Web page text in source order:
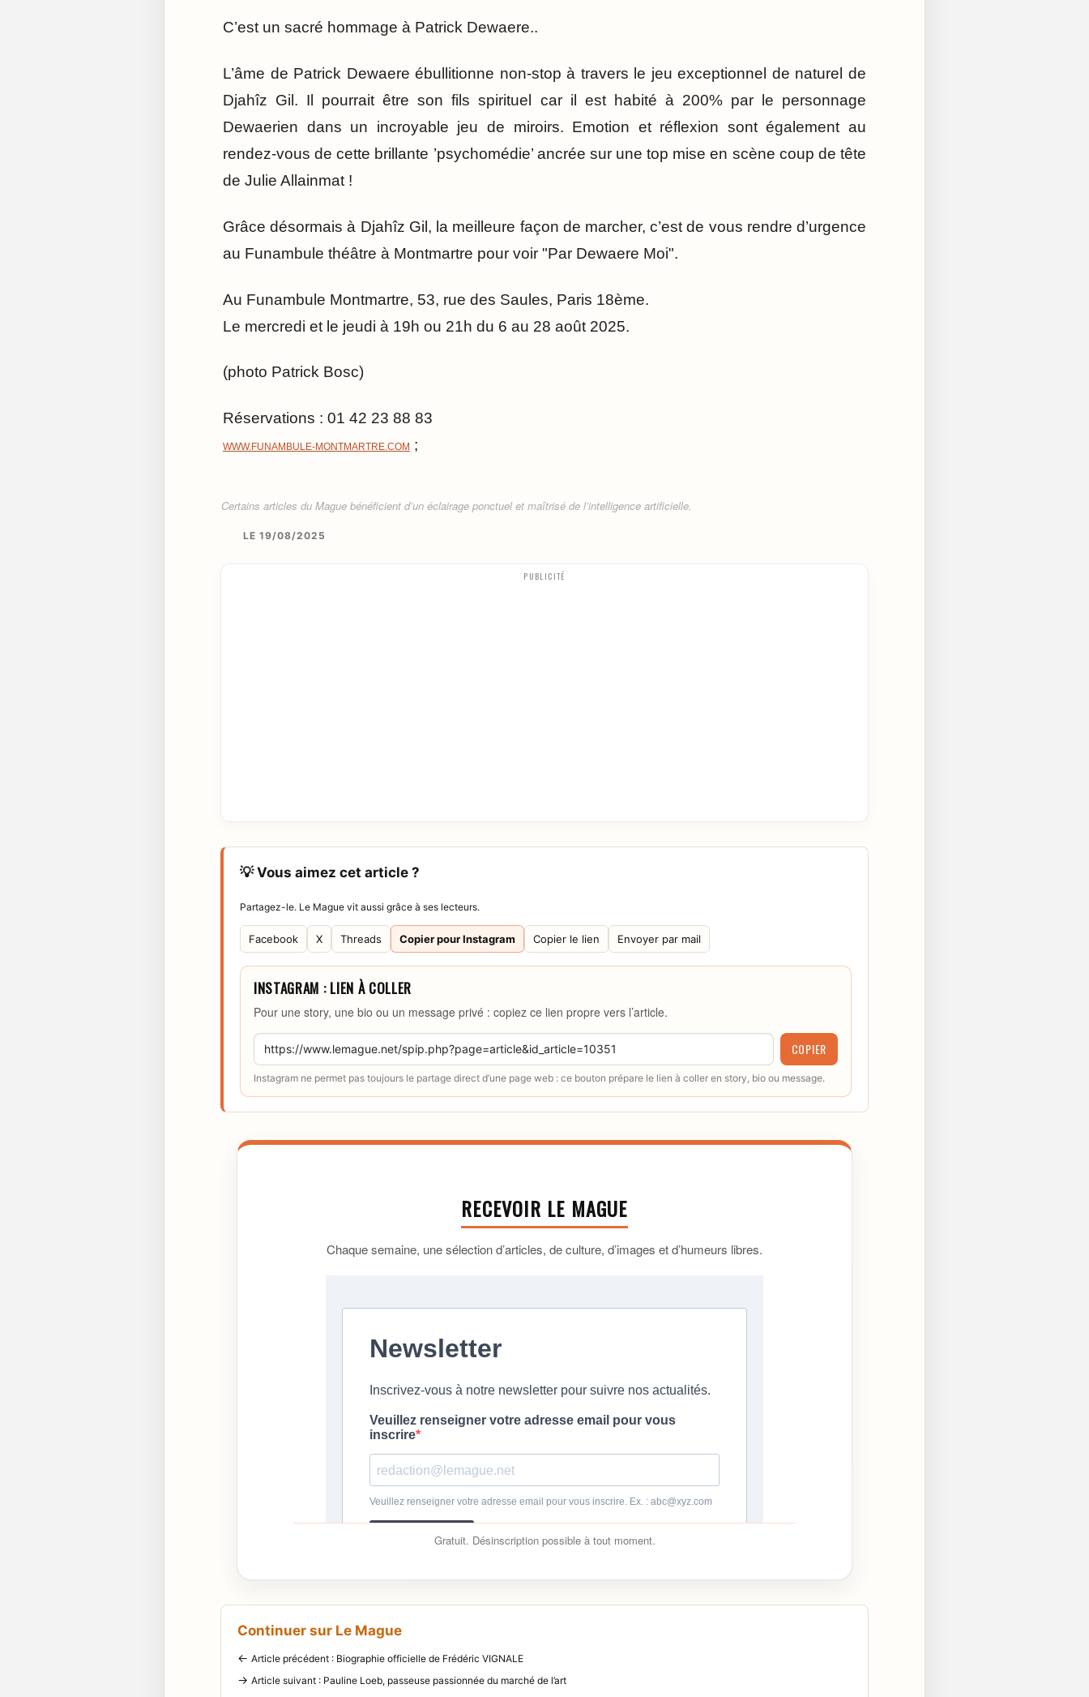
C’est un sacré hommage à Patrick Dewaere..
L’âme de Patrick Dewaere ébullitionne non-stop à travers le jeu exceptionnel de naturel de
Djahîz Gil. Il pourrait être son fils spirituel car il est habité à 200% par le personnage
Dewaerien dans un incroyable jeu de miroirs. Emotion et réflexion sont également au
rendez-vous de cette brillante ’psychomédie’ ancrée sur une top mise en scène coup de tête
de Julie Allainmat !
Grâce désormais à Djahîz Gil, la meilleure façon de marcher, c’est de vous rendre d’urgence
au Funambule théâtre à Montmartre pour voir "Par Dewaere Moi".
Au Funambule Montmartre, 53, rue des Saules, Paris 18ème.
Le mercredi et le jeudi à 19h ou 21h du 6 au 28 août 2025.
(photo Patrick Bosc)
Réservations : 01 42 23 88 83
WWW.FUNAMBULE-MONTMARTRE.COM⁩ ;
Certains articles du Mague bénéficient d’un éclairage ponctuel et maîtrisé de l’intelligence artificielle.
LE 19/08/2025
PUBLICITÉ
💡 Vous aimez cet article ?
Partagez-le. Le Mague vit aussi grâce à ses lecteurs.
Facebook X Threads Copier pour Instagram Copier le lien Envoyer par mail
INSTAGRAM : LIEN À COLLER
Pour une story, une bio ou un message privé : copiez ce lien propre vers l’article.
COPIER
Instagram ne permet pas toujours le partage direct d’une page web : ce bouton prépare le lien à coller en story, bio ou message.
RECEVOIR LE MAGUE
Chaque semaine, une sélection d’articles, de culture, d’images et d’humeurs libres.
Gratuit. Désinscription possible à tout moment.
Continuer sur Le Mague
← Article précédent : Biographie officielle de Frédéric VIGNALE
→ Article suivant : Pauline Loeb, passeuse passionnée du marché de l’art